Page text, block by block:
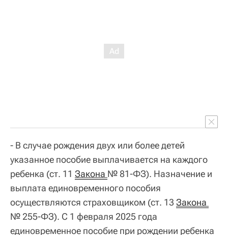
- В случае рождения двух или более детей
указанное пособие выплачивается на каждого
ребенка (ст. 11 Закона № 81-ФЗ). Назначение и
выплата единовременного пособия
осуществляются страховщиком (ст. 13
№ 255-ФЗ). С 1 февраля 2025 года
единовременное пособие при рождении ребенка